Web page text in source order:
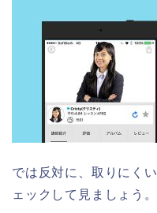
では反対に、取りにく
ェックして見ましょう。